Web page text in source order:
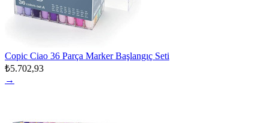
Copic Ciao 36 Parça Marker Başlangıç Seti
₺5.702,93
→